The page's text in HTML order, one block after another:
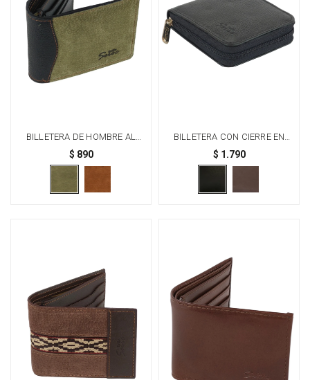
BILLETERA DE HOMBRE AL
CORTE CLASICA - VERDE
$ 890
BILLETERA CON CIERRE EN
CUERO - NEGRO
$ 1.790